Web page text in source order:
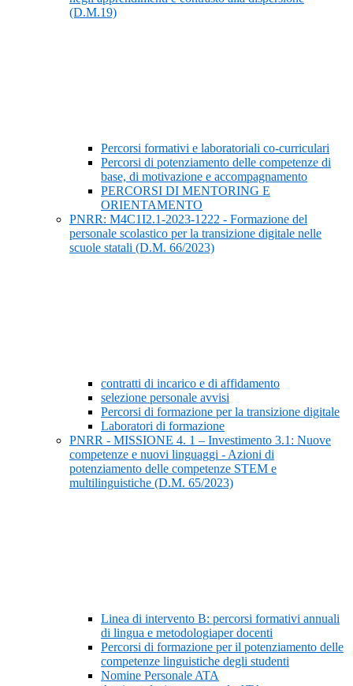
(D.M.19)
Percorsi formativi e laboratoriali co-curriculari
Percorsi di potenziamento delle competenze di
base, di motivazione e accompagnamento
PERCORSI DI MENTORING E
ORIENTAMENTO
PNRR: M4C1I2.1-2023-1222 - Formazione del
personale scolastico per la transizione digitale nelle
scuole statali (D.M. 66/2023)
contratti di incarico e di affidamento
selezione personale avvisi
Percorsi di formazione per la transizione digitale
Laboratori di formazione
PNRR - MISSIONE 4. 1 – Investimento 3.1: Nuove
competenze e nuovi linguaggi - Azioni di
potenziamento delle competenze STEM e
multilinguistiche (D.M. 65/2023)
Linea di intervento B: percorsi formativi annuali
di lingua e metodologiaper docenti
Percorsi di formazione per il potenziamento delle
competenze linguistiche degli studenti
Nomine Personale ATA